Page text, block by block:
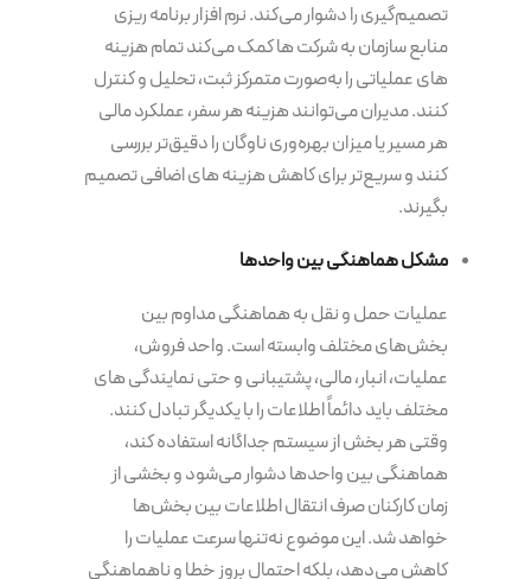
تصمیم‌گیری را دشوار می‌کند. نرم افزار برنامه ریزی
منابع سازمان به شرکت ها کمک می‌کند تمام هزینه
های عملیاتی را به‌صورت متمرکز ثبت، تحلیل و کنترل
کنند. مدیران می‌توانند هزینه هر سفر، عملکرد مالی
هر مسیر یا میزان بهره‌وری ناوگان را دقیق‌تر بررسی
کنند و سریع‌تر برای کاهش هزینه های اضافی تصمیم
بگیرند.
مشکل هماهنگی بین واحدها
عملیات حمل و نقل به هماهنگی مداوم بین
بخش‌های مختلف وابسته است. واحد فروش،
عملیات، انبار، مالی، پشتیبانی و حتی نمایندگی های
مختلف باید دائماً اطلاعات را با یکدیگر تبادل کنند.
وقتی هر بخش از سیستم جداگانه استفاده کند،
هماهنگی بین واحدها دشوار می‌شود و بخشی از
زمان کارکنان صرف انتقال اطلاعات بین بخش‌ها
خواهد شد. این موضوع نه‌تنها سرعت عملیات را
کاهش می‌دهد، بلکه احتمال بروز خطا و ناهماهنگی